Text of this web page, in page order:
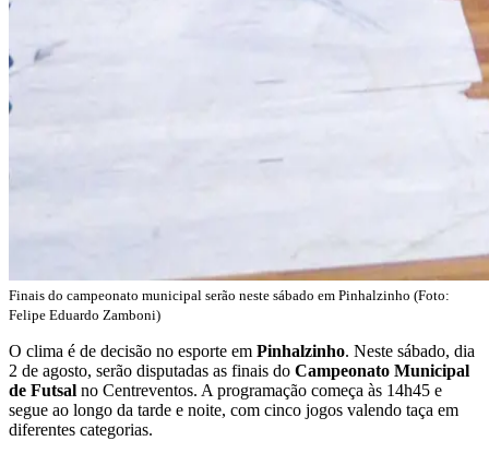
Finais do campeonato municipal serão neste sábado em Pinhalzinho (Foto:
Felipe Eduardo Zamboni)
O clima é de decisão no esporte em Pinhalzinho. Neste sábado, dia
2 de agosto, serão disputadas as finais do Campeonato Municipal
de Futsal no Centreventos. A programação começa às 14h45 e
segue ao longo da tarde e noite, com cinco jogos valendo taça em
diferentes categorias.